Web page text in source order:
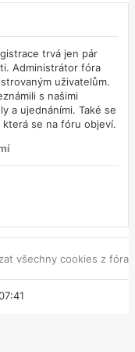
trvá jen pár
Administrátor fóra
uživatelům.
s našimi
a ujednáními. Také se
se na fóru objeví.
všechny cookies z fóra